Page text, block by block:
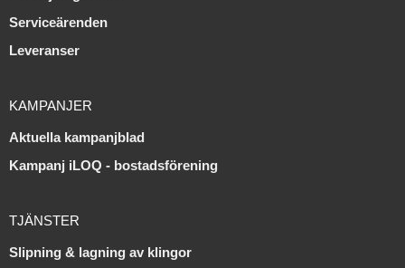
Serviceärenden
Leveranser
KAMPANJER
Aktuella kampanjblad
Kampanj iLOQ - bostadsförening
TJÄNSTER
Slipning & lagning av klingor